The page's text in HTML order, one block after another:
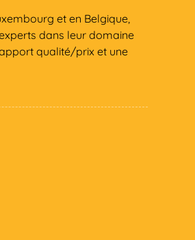
et en Belgique,
dans leur domaine
qualité/prix et une